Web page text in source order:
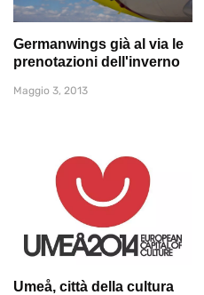
Germanwings già al via le
prenotazioni dell'inverno
Maggio 3, 2013
Umeå, città della cultura